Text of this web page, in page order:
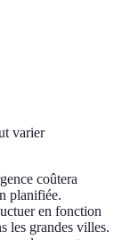
varier
coûtera
planifiée.
en fonction
les grandes villes.